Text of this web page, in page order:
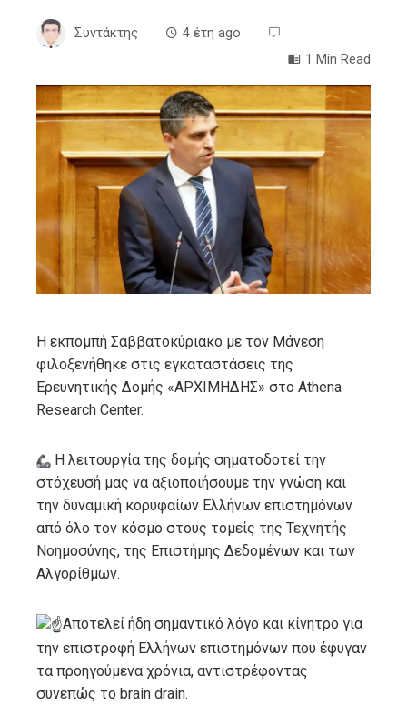
Συντάκτης
4 έτη ago
1 Min Read
Η εκπομπή Σαββατοκύριακο με τον Μάνεση
φιλοξενήθηκε στις εγκαταστάσεις της
Ερευνητικής Δομής «ΑΡΧΙΜΗΔΗΣ» στο Athena
Research Center.
Η λειτουργία της δομής σηματοδοτεί την
στόχευσή μας να αξιοποιήσουμε την γνώση και
την δυναμική κορυφαίων Ελλήνων επιστημόνων
από όλο τον κόσμο στους τομείς της Τεχνητής
Νοημοσύνης, της Επιστήμης Δεδομένων και των
Αλγορίθμων.
Αποτελεί ήδη σημαντικό λόγο και κίνητρο για
την επιστροφή Ελλήνων επιστημόνων που έφυγαν
τα προηγούμενα χρόνια, αντιστρέφοντας
συνεπώς το brain drain.